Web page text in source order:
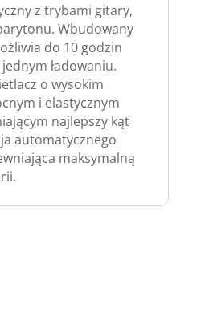
z trybami gitary,
Wbudowany
do 10 godzin
ładowaniu.
o wysokim
i elastycznym
najlepszy kąt
automatycznego
maksymalną